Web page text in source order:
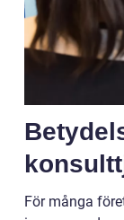
För många